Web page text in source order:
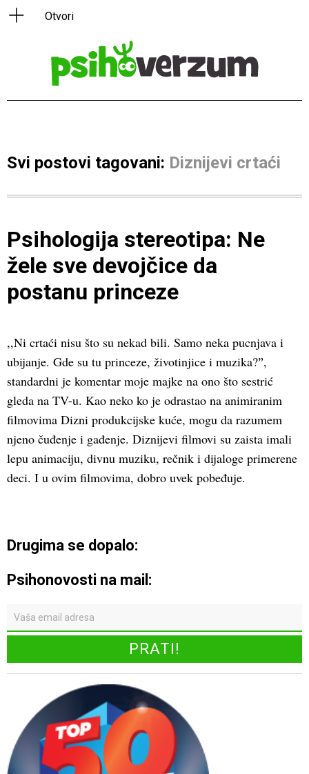
Svi postovi tagovani: Diznijevi crtaći
Psihologija stereotipa: Ne
žele sve devojčice da
postanu princeze
,,Ni crtaći nisu što su nekad bili. Samo neka pucnjava i
ubijanje. Gde su tu princeze, životinjice i muzika?ˮ,
standardni je komentar moje majke na ono što sestrić
gleda na TV-u. Kao neko ko je odrastao na animiranim
filmovima Dizni produkcijske kuće, mogu da razumem
njeno čuđenje i gađenje. Diznijevi filmovi su zaista imali
lepu animaciju, divnu muziku, rečnik i dijaloge primerene
deci. I u ovim filmovima, dobro uvek pobeđuje.
Drugima se dopalo:
Psihonovosti na mail: